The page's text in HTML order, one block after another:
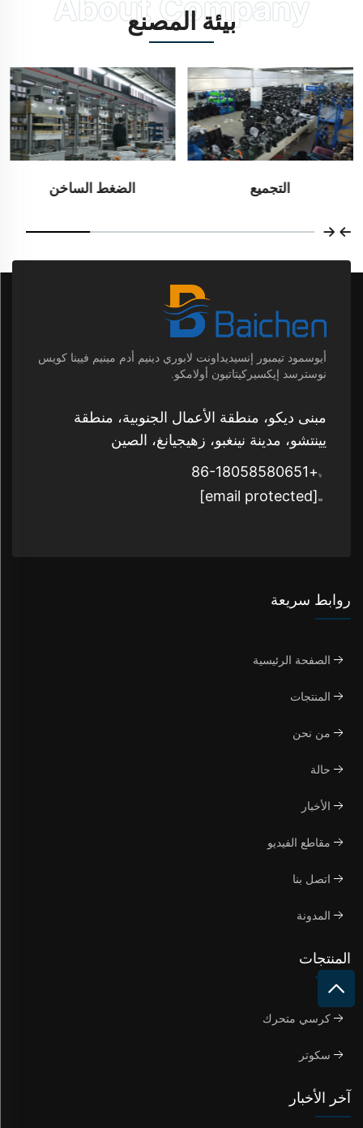
بيئة المصنع
التجميع الضغط الساخن
أيوسمود تيمبور إنسيديداونت لابوري دينيم أدم مينيم فيينا كويس
نوسترسد إيكسيركيتاتيون أولامكو.
مبنى ديكو، منطقة الأعمال الجنوبية، منطقة
يينتشو، مدينة نينغبو، زهيجيانغ، الصين
+86-18058580651
[email protected]
روابط سريعة
الصفحة الرئيسية
المنتجات
من نحن
حالة
الأخبار
مقاطع الفيديو
اتصل بنا
المدونة
المنتجات
كرسي متحرك
سكوتر
آخر الأخبار